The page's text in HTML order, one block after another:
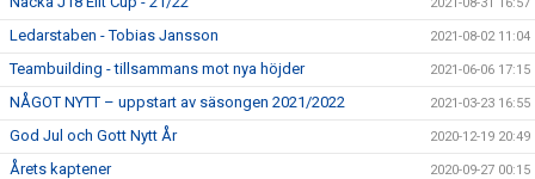
Ledarstaben - Tobias Jansson 2021-08-02 11:04
Teambuilding - tillsammans mot nya höjder 2021-06-06 17:15
NÅGOT NYTT – uppstart av säsongen 2021/2022 2021-03-23 16:55
God Jul och Gott Nytt År 2020-12-19 20:49
Årets kaptener 2020-09-27 00:15